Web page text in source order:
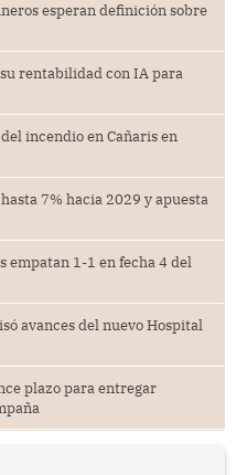
esperan definición sobre
rentabilidad con IA para
incendio en Cañaris en
7% hacia 2029 y apuesta
empatan 1-1 en fecha 4 del
avances del nuevo Hospital
plazo para entregar